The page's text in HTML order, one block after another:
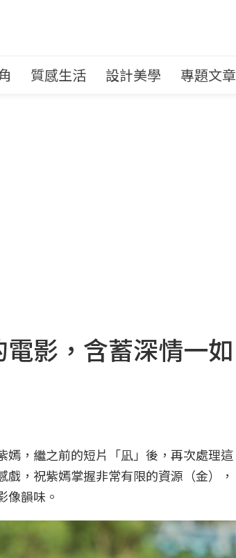
質感生活 設計美學 專題文章
影，含蓄深情一如
嫣，繼之前的短片「凪」後，再次處理這
，祝紫嫣掌握非常有限的資源（金），
像韻味。